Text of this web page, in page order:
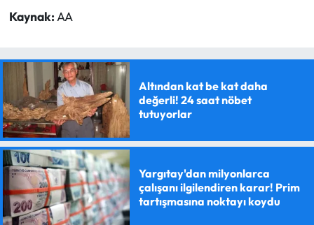
Kaynak:AA
Altından kat be kat daha
değerli! 24 saat nöbet
tutuyorlar
Yargıtay'dan milyonlarca
çalışanı ilgilendiren karar! Prim
tartışmasına noktayı koydu